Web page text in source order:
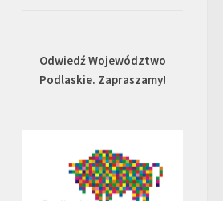
Odwiedź Województwo
Podlaskie. Zapraszamy!